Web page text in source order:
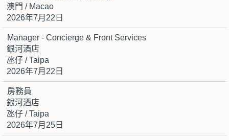
澳門 / Macao
2026年7月22日
Manager - Concierge & Front Services
銀河酒店
氹仔 / Taipa
2026年7月22日
房務員
銀河酒店
氹仔 / Taipa
2026年7月25日